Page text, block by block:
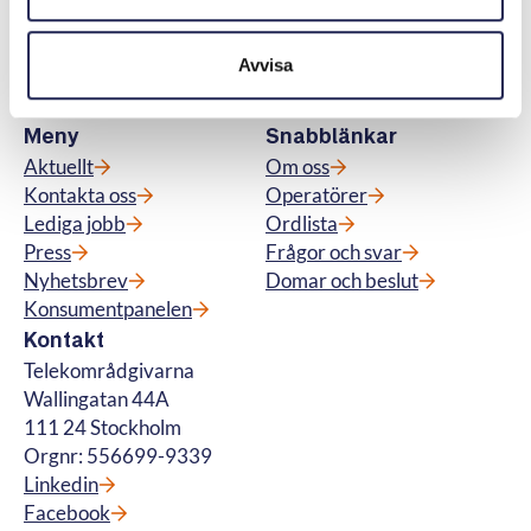
Avvisa
abonnemang för tv, telefoni, bredband samt
betalteletjänster. © Telekområdgivarna
2025
Meny
Aktuellt
Kontakta oss
Lediga jobb
Press
Nyhetsbrev
Konsumentpanelen
Snabblänkar
Om oss
Operatörer
Ordlista
Frågor och svar
Domar och beslut
Kontakt
Telekområdgivarna
Wallingatan 44A
111 24 Stockholm
Orgnr: 556699-9339
Linkedin
Facebook